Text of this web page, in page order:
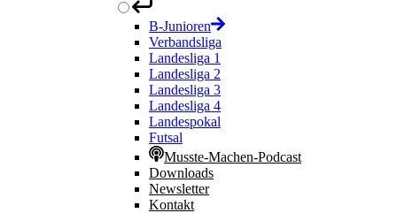
B-Junioren
Verbandsliga
Landesliga 1
Landesliga 2
Landesliga 3
Landesliga 4
Landespokal
Futsal
Musste-Machen-Podcast
Downloads
Newsletter
Kontakt